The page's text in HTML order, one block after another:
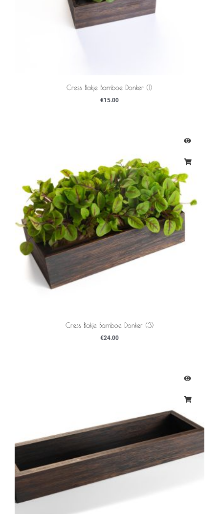
Cress Bakje Bamboe Donker (1)
€15.00
Cress Bakje Bamboe Donker (3)
€24.00